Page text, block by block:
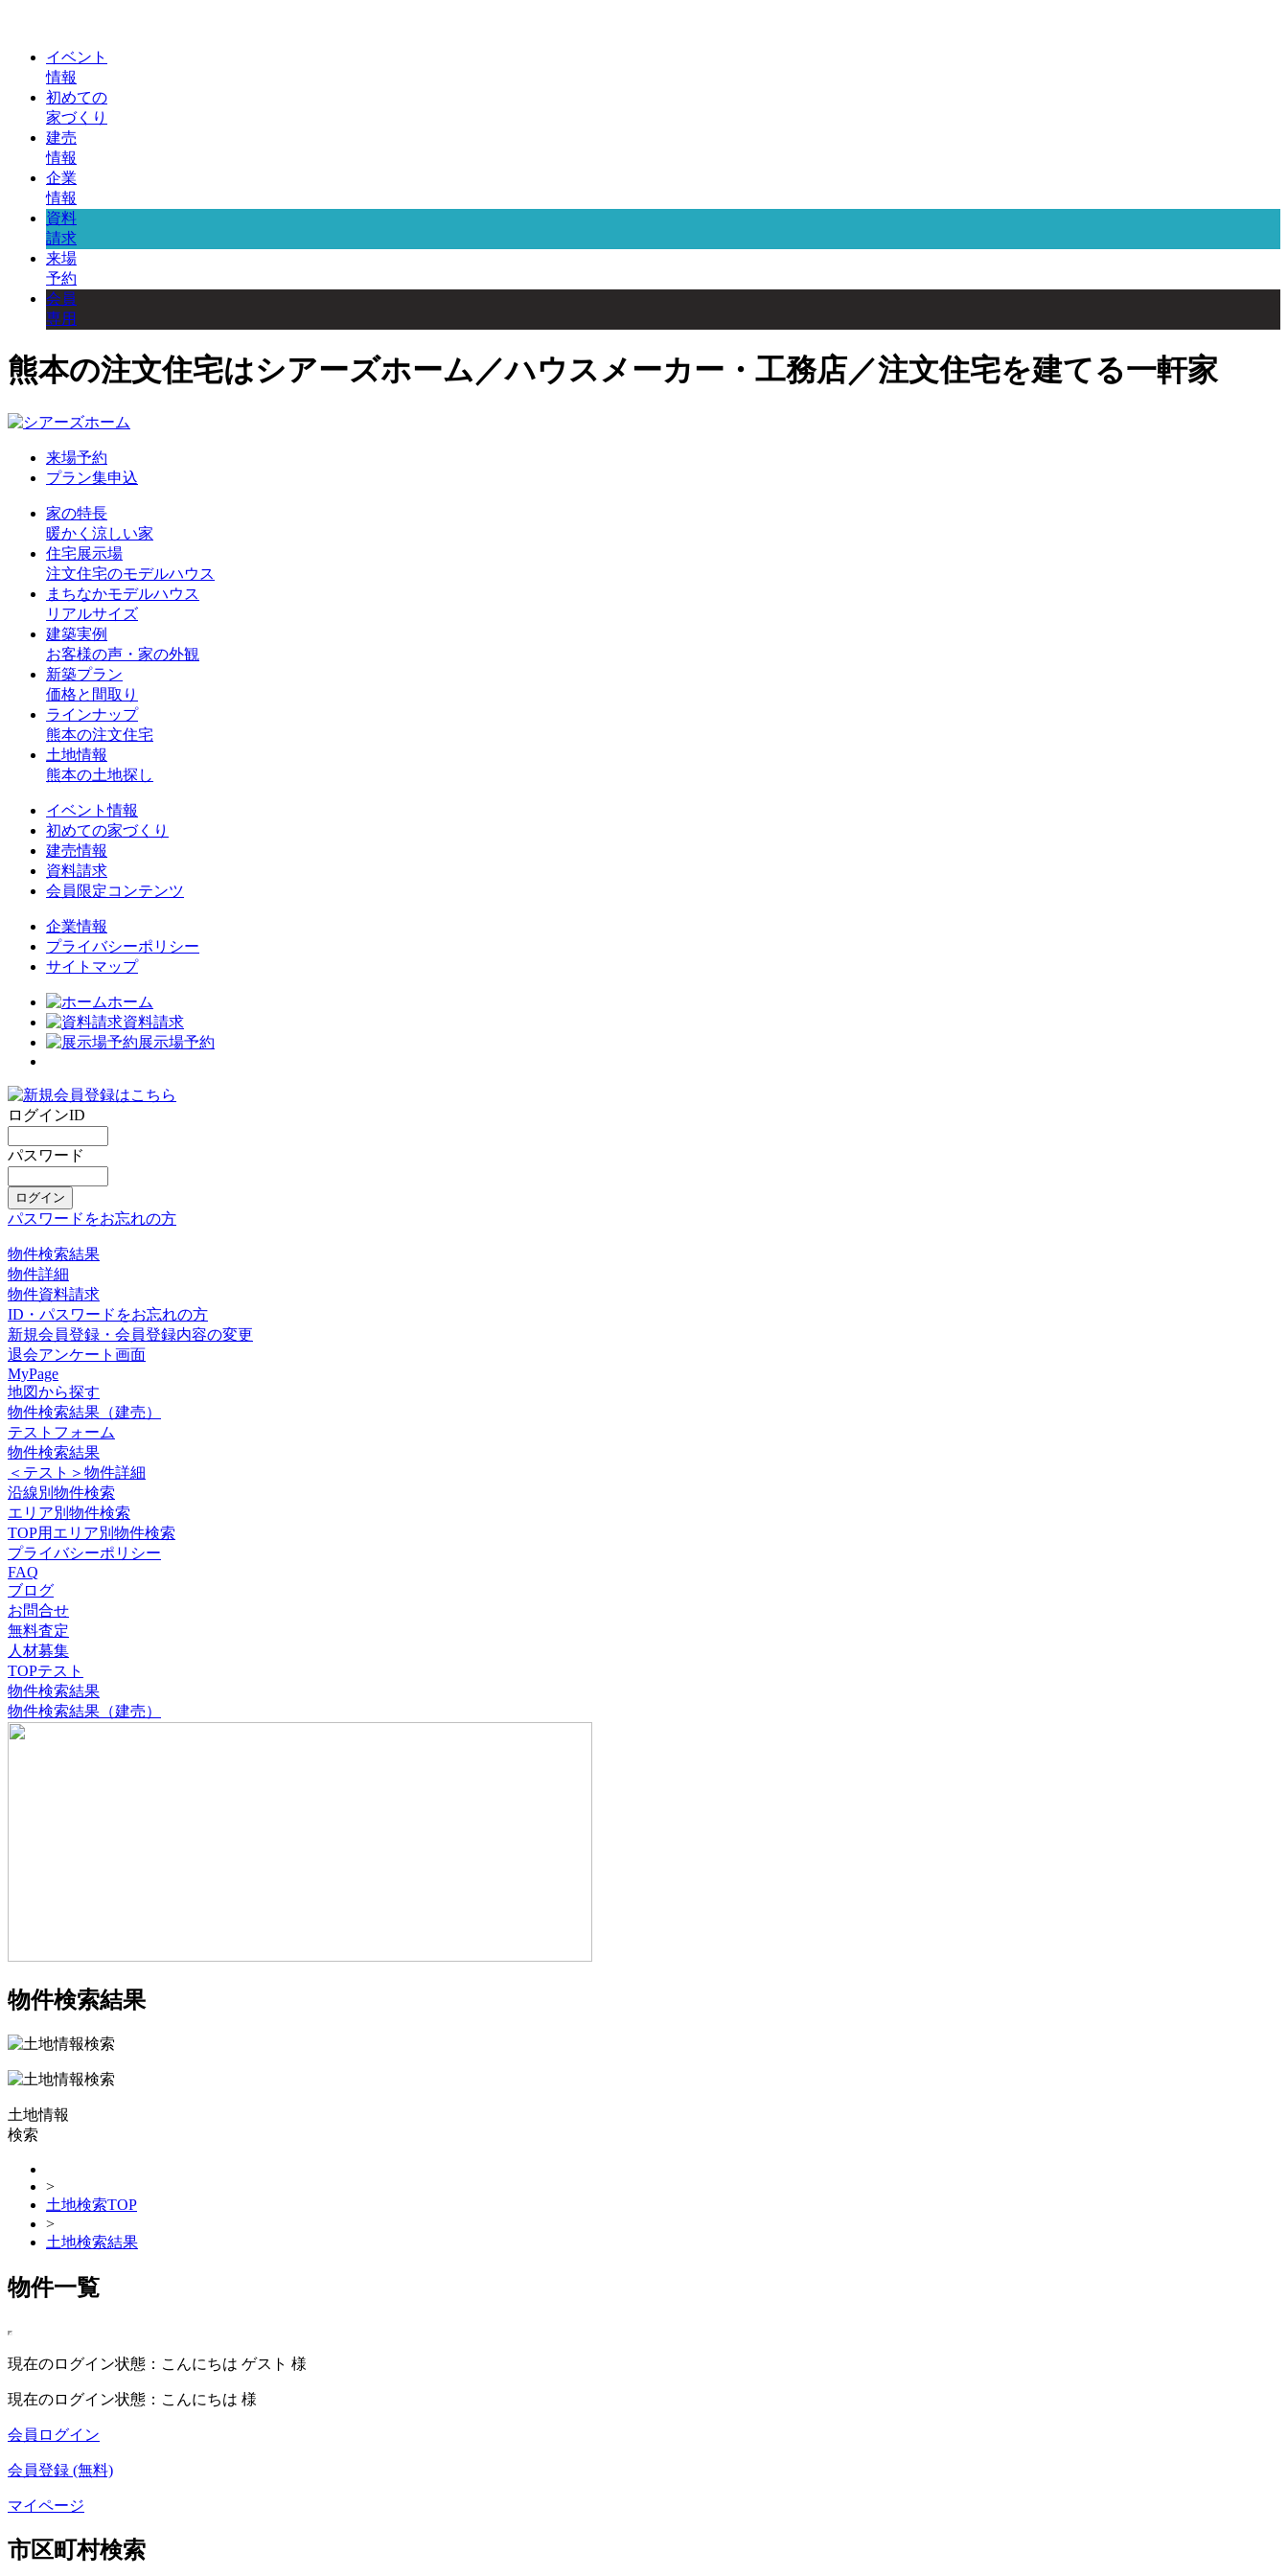
イベント
情報
初めての
家づくり
建売
情報
企業
情報
資料
請求
来場
予約
会員
専用
熊本の注文住宅はシアーズホーム／ハウスメーカー・工務店／注文住宅を建てる一軒家
来場予約
プラン集申込
家の特長
暖かく涼しい家
住宅展示場
注文住宅のモデルハウス
まちなかモデルハウス
リアルサイズ
建築実例
お客様の声・家の外観
新築プラン
価格と間取り
ラインナップ
熊本の注文住宅
土地情報
熊本の土地探し
イベント情報
初めての家づくり
建売情報
資料請求
会員限定コンテンツ
企業情報
プライバシーポリシー
サイトマップ
ホーム
資料請求
展示場予約
ログインID
パスワード
パスワードをお忘れの方
物件検索結果
物件詳細
物件資料請求
ID・パスワードをお忘れの方
新規会員登録・会員登録内容の変更
退会アンケート画面
MyPage
地図から探す
物件検索結果（建売）
テストフォーム
物件検索結果
＜テスト＞物件詳細
沿線別物件検索
エリア別物件検索
TOP用エリア別物件検索
プライバシーポリシー
FAQ
ブログ
お問合せ
無料査定
人材募集
TOPテスト
物件検索結果
物件検索結果（建売）
物件検索結果
土地情報
検索
>
土地検索TOP
>
土地検索結果
物件一覧
現在のログイン状態：こんにちは ゲスト 様
現在のログイン状態：こんにちは 様
会員ログイン
会員登録 (無料)
マイページ
市区町村検索